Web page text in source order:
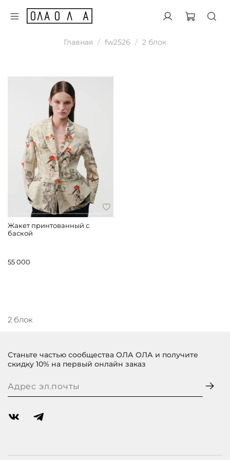
Главная fw2526 2 блок
Жакет принтованный с
баской
55 000
2 блок
Станьте частью сообщества ОЛА ОЛА и получите
скидку 10% на первый онлайн заказ